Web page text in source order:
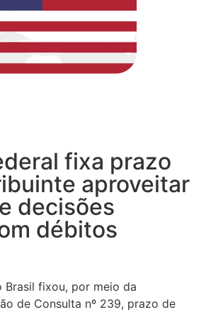
fixa prazo
aproveitar
decisões
débitos
Brasil fixou, por meio da
de Consulta nº 239, prazo de